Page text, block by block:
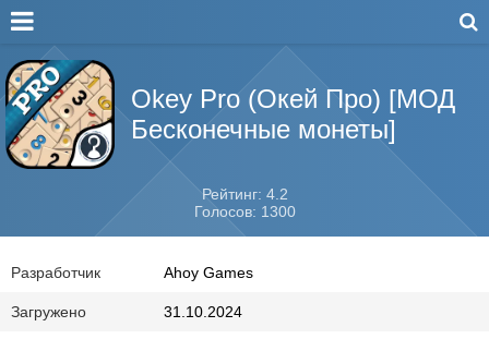
Okey Pro (Окей Про) [МОД
Бесконечные монеты]
Рейтинг: 4.2
Голосов: 1300
Разработчик Ahoy Games
Загружено 31.10.2024